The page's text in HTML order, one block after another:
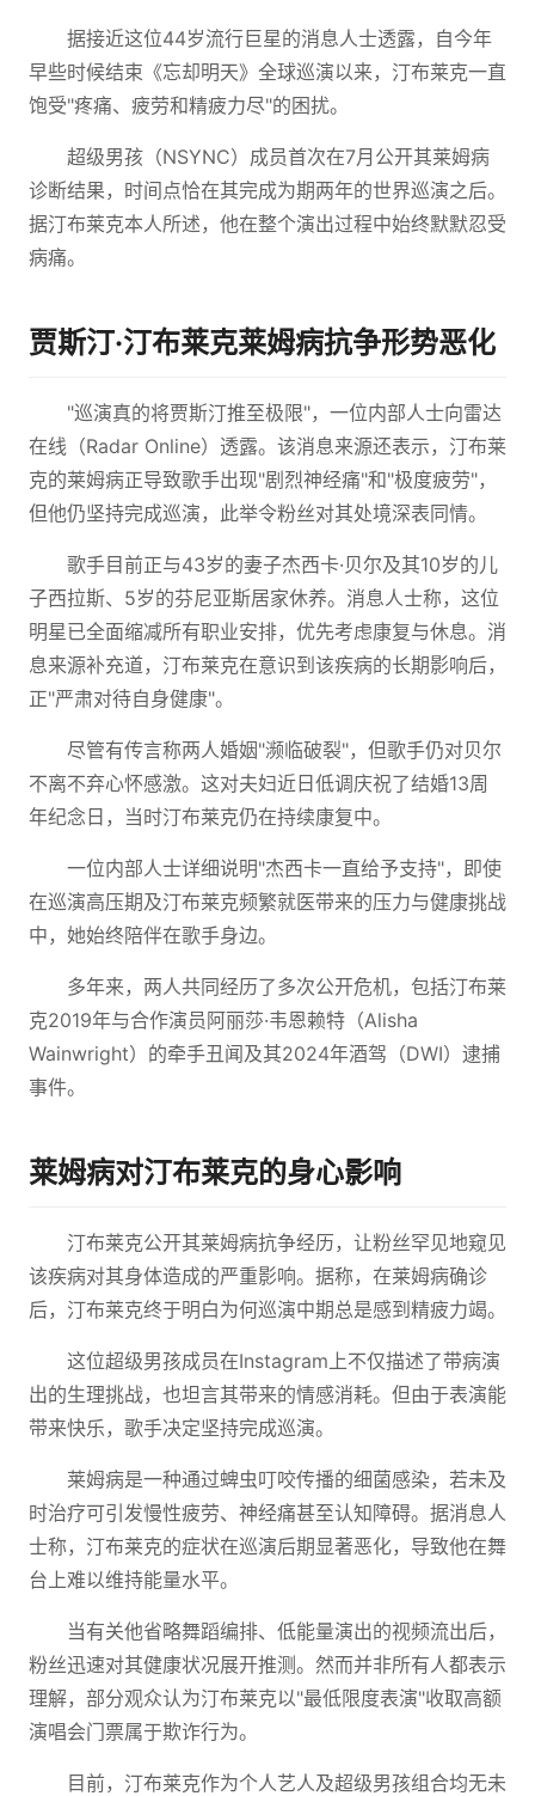
据接近这位44岁流行巨星的消息人士透露，自今年
早些时候结束《忘却明天》全球巡演以来，汀布莱克一直
饱受"疼痛、疲劳和精疲力尽"的困扰。
超级男孩（NSYNC）成员首次在7月公开其莱姆病
诊断结果，时间点恰在其完成为期两年的世界巡演之后。
据汀布莱克本人所述，他在整个演出过程中始终默默忍受
病痛。
贾斯汀·汀布莱克莱姆病抗争形势恶化
"巡演真的将贾斯汀推至极限"，一位内部人士向雷达
在线（Radar Online）透露。该消息来源还表示，汀布莱
克的莱姆病正导致歌手出现"剧烈神经痛"和"极度疲劳"，
但他仍坚持完成巡演，此举令粉丝对其处境深表同情。
歌手目前正与43岁的妻子杰西卡·贝尔及其10岁的儿
子西拉斯、5岁的芬尼亚斯居家休养。消息人士称，这位
明星已全面缩减所有职业安排，优先考虑康复与休息。消
息来源补充道，汀布莱克在意识到该疾病的长期影响后，
正"严肃对待自身健康"。
尽管有传言称两人婚姻"濒临破裂"，但歌手仍对贝尔
不离不弃心怀感激。这对夫妇近日低调庆祝了结婚13周
年纪念日，当时汀布莱克仍在持续康复中。
一位内部人士详细说明"杰西卡一直给予支持"，即使
在巡演高压期及汀布莱克频繁就医带来的压力与健康挑战
中，她始终陪伴在歌手身边。
多年来，两人共同经历了多次公开危机，包括汀布莱
克2019年与合作演员阿丽莎·韦恩赖特（Alisha
Wainwright）的牵手丑闻及其2024年酒驾（DWI）逮捕
事件。
莱姆病对汀布莱克的身心影响
汀布莱克公开其莱姆病抗争经历，让粉丝罕见地窥见
该疾病对其身体造成的严重影响。据称，在莱姆病确诊
后，汀布莱克终于明白为何巡演中期总是感到精疲力竭。
这位超级男孩成员在Instagram上不仅描述了带病演
出的生理挑战，也坦言其带来的情感消耗。但由于表演能
带来快乐，歌手决定坚持完成巡演。
莱姆病是一种通过蜱虫叮咬传播的细菌感染，若未及
时治疗可引发慢性疲劳、神经痛甚至认知障碍。据消息人
士称，汀布莱克的症状在巡演后期显著恶化，导致他在舞
台上难以维持能量水平。
当有关他省略舞蹈编排、低能量演出的视频流出后，
粉丝迅速对其健康状况展开推测。然而并非所有人都表示
理解，部分观众认为汀布莱克以"最低限度表演"收取高额
演唱会门票属于欺诈行为。
目前，汀布莱克作为个人艺人及超级男孩组合均无未